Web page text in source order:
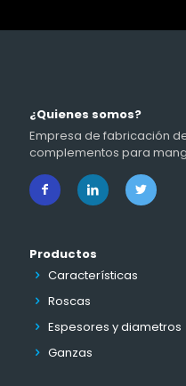
¿Quienes somos?
Empresa de fabricación
complementos para
Productos
Características
Roscas
Espesores y diametros
Ganzas